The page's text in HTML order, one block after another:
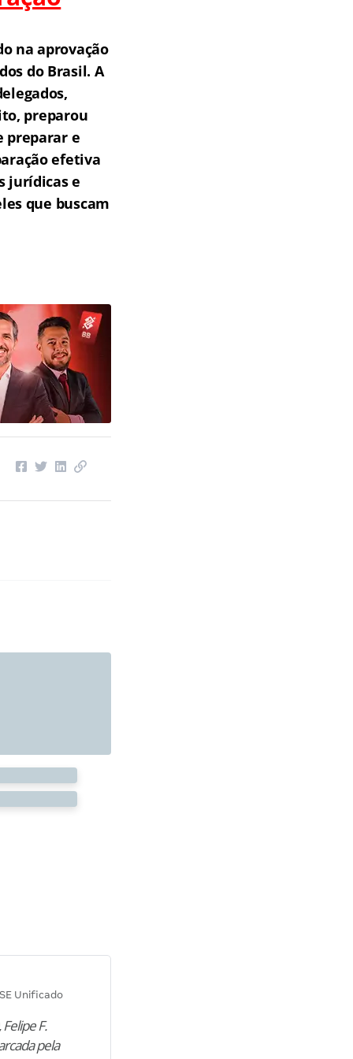
na aprovação
do Brasil. A
preparou
preparar e
efetiva
jurídicas e
que buscam
Unificado
Felipe F.
pela